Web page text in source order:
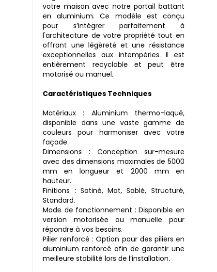
votre maison avec notre portail battant
en aluminium. Ce modèle est conçu
pour s’intégrer parfaitement à
l'architecture de votre propriété tout en
offrant une légèreté et une résistance
exceptionnelles aux intempéries. Il est
entièrement recyclable et peut être
motorisé ou manuel.
Caractéristiques Techniques
Matériaux : Aluminium thermo-laqué,
disponible dans une vaste gamme de
couleurs pour harmoniser avec votre
façade.
Dimensions : Conception sur-mesure
avec des dimensions maximales de 5000
mm en longueur et 2000 mm en
hauteur.
Finitions : Satiné, Mat, Sablé, Structuré,
Standard.
Mode de fonctionnement : Disponible en
version motorisée ou manuelle pour
répondre à vos besoins.
Pilier renforcé : Option pour des piliers en
aluminium renforcé afin de garantir une
meilleure stabilité lors de l’installation.